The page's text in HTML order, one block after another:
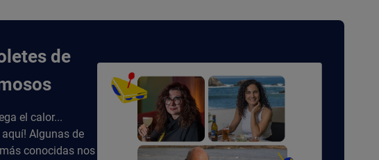
de
el calor...
aquí! Algunas de
conocidas nos